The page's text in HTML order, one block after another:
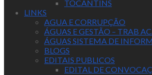
TOCANTINS
LINKS
AGUA E CORRUPÇÃO
ÁGUAS E GESTÃO – TRAB
ÁGUAS SISTEMA DE
BLOGS
EDITAIS PUBLICOS
EDITAL DE